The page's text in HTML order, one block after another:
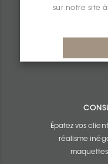
sur notre site
Obtenez une
fonction du
Épatez vos
réalisme